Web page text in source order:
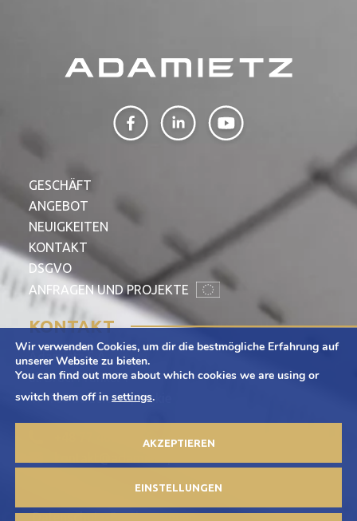
GESCHÄFT
ANGEBOT
NEUIGKEITEN
KONTAKT
DSGVO
ANFRAGEN UND PROJEKTE
KONTAKT
Adamietz S.A.
ul. Braci Prankel 1
47-100 Strzelce Opolskie
+48 77 463 00 65
Datenschutz-Bestimmungen
Wir verwenden Cookies, um dir die bestmögliche Erfahrung auf
unserer Website zu bieten.
You can find out more about which cookies we are using or
switch them off in settings.
AKZEPTIEREN
EINSTELLUNGEN